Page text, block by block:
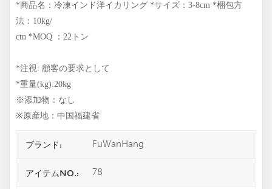
*商品名：冷凍インド洋イカリング *サイズ：3-8cm *梱包方
法：10kg/
ctn *MOQ
：22トン
*注視: 顧客の要求として
*重量(kg):20kg
※添加物：なし
※原産地：中国福建省
ブランド: FuWanHang
アイテムNO.: 78